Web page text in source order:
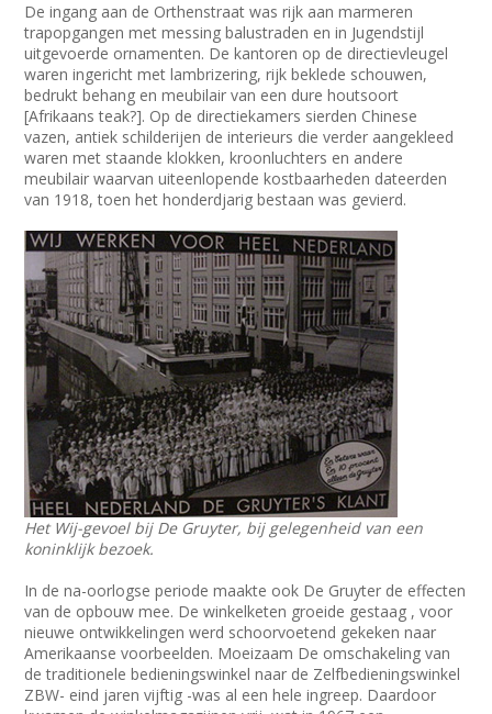
De ingang aan de Orthenstraat was rijk aan marmeren
trapopgangen met messing balustraden en in Jugendstijl
uitgevoerde ornamenten. De kantoren op de directievleugel
waren ingericht met lambrizering, rijk beklede schouwen,
bedrukt behang en meubilair van een dure houtsoort
[Afrikaans teak?]. Op de directiekamers sierden Chinese
vazen, antiek schilderijen de interieurs die verder aangekleed
waren met staande klokken, kroonluchters en andere
meubilair waarvan uiteenlopende kostbaarheden dateerden
van 1918, toen het honderdjarig bestaan was gevierd.
Het Wij-gevoel bij De Gruyter, bij gelegenheid van een
koninklijk bezoek.
In de na-oorlogse periode maakte ook De Gruyter de effecten
van de opbouw mee. De winkelketen groeide gestaag , voor
nieuwe ontwikkelingen werd schoorvoetend gekeken naar
Amerikaanse voorbeelden. Moeizaam De omschakeling van
de traditionele bedieningswinkel naar de Zelfbedieningswinkel
ZBW- eind jaren vijftig -was al een hele ingreep. Daardoor